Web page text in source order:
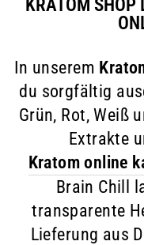
KRATOM SHOP
In unserem
du sorgfältig
Grün, Rot, Weiß
Extrakte
Kratom online
Brain Chill
transparente
Lieferung aus